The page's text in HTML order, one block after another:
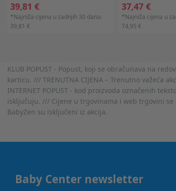
39,81 €
*Najniža cijena u zadnjih 30 dana:
39,81 €
37,47 €
*Najniža cijena u
74,95 €
KLUB POPUST - Popust, koji se obračunava na
karticu. /// TRENUTNA CIJENA – Trenutno važeća
INTERNET POPUST - kod proizvoda označenih
isključuju. /// Cijene u trgovinama i web trgovini se
BabyZen su isključeni iz akcija.
Baby Center newsletter